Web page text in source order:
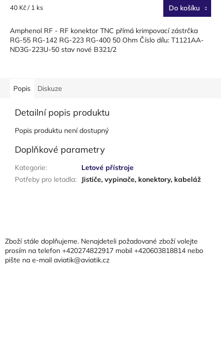
Měrná
40 Kč / 1 ks Do košíku
Amphenol RF - RF konektor TNC přímá krimpovací zástrčka
RG-55 RG-142 RG-223 RG-400 50 Ohm Číslo dílu: T1121AA-
ND3G-223U-50 stav nové B321/2
Popis Diskuze
Detailní popis produktu
Popis produktu není dostupný
Doplňkové parametry
Kategorie:
Letové přístroje
Potřeby pro letadla: Jističe, vypinače, konektory, kabeláž
aZboží stále doplňujeme. Nenajdeteli požadované zboží volejte
prosím na telefon +420274822917 mobil +420603818814 nebo
pište na e-mail aviatik@aviatik.cz